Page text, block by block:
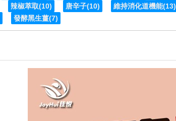
辣椒萃取(10) 唐辛子(10) 維持消化道機能(13)
發酵黑生薑(7)